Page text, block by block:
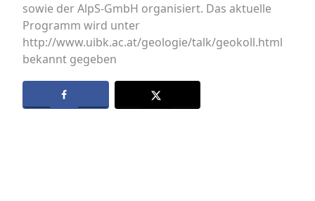
sowie der AlpS-GmbH organisiert. Das aktuelle
Programm wird unter
http://www.uibk.ac.at/geologie/talk/geokoll.html
bekannt gegeben